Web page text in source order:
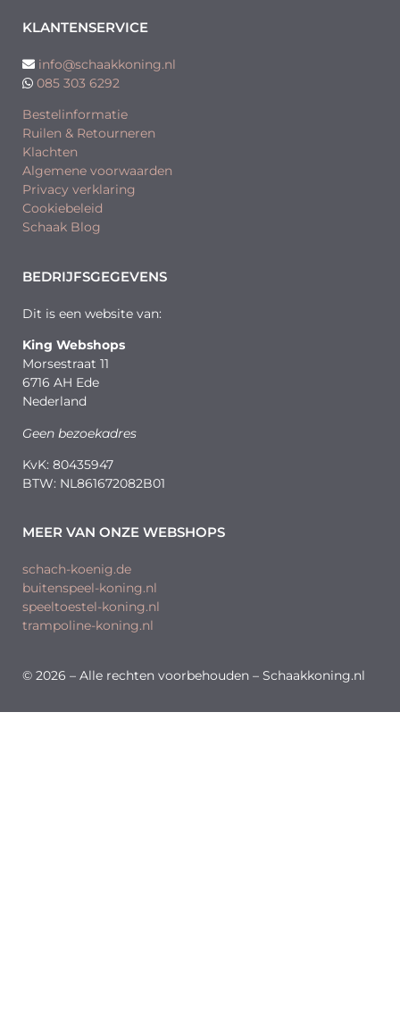
KLANTENSERVICE
info@schaakkoning.nl
085 303 6292
Bestelinformatie
Ruilen & Retourneren
Klachten
Algemene voorwaarden
Privacy verklaring
Cookiebeleid
Schaak Blog
BEDRIJFSGEGEVENS
Dit is een website van:
King Webshops
Morsestraat 11
6716 AH Ede
Nederland
Geen bezoekadres
KvK: 80435947
BTW: NL861672082B01
MEER VAN ONZE WEBSHOPS
schach-koenig.de
buitenspeel-koning.nl
speeltoestel-koning.nl
trampoline-koning.nl
© 2026 – Alle rechten voorbehouden – Schaakkoning.nl